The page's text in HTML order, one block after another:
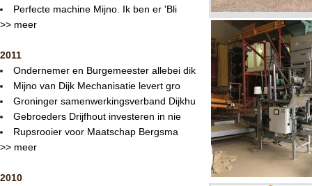
Perfecte machine Mijno. Ik ben er 'Bli
>> meer
2011
Ondernemer en Burgemeester allebei dik
Mijno van Dijk Mechanisatie levert gro
Groninger samenwerkingsverband Dijkhu
Gebroeders Drijfhout investeren in nie
Rupsrooier voor Maatschap Bergsma
>> meer
2010